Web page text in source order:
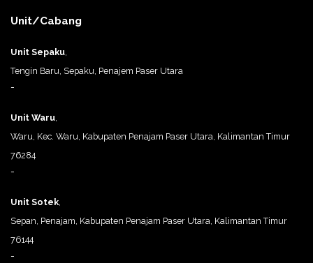
Unit/Cabang
Unit Sepaku
Tengin Baru, Sepaku, Penajem Paser Utara
-
Unit Waru
Waru, Kec. Waru, Kabupaten Penajam Paser Utara, Kalimantan Timur
76284
-
Unit Sotek
Sepan, Penajam, Kabupaten Penajam Paser Utara, Kalimantan Timur
76144
-